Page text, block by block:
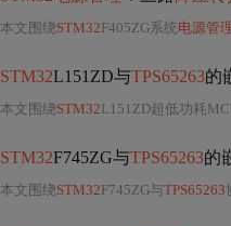
本文围绕STM32F405ZG系统电源管
STM32L151ZD与TPS65263的
本文围绕STM32L151ZD超低功耗
STM32F745ZG与TPS65263的
本文围绕STM32F745ZG与TPS65263